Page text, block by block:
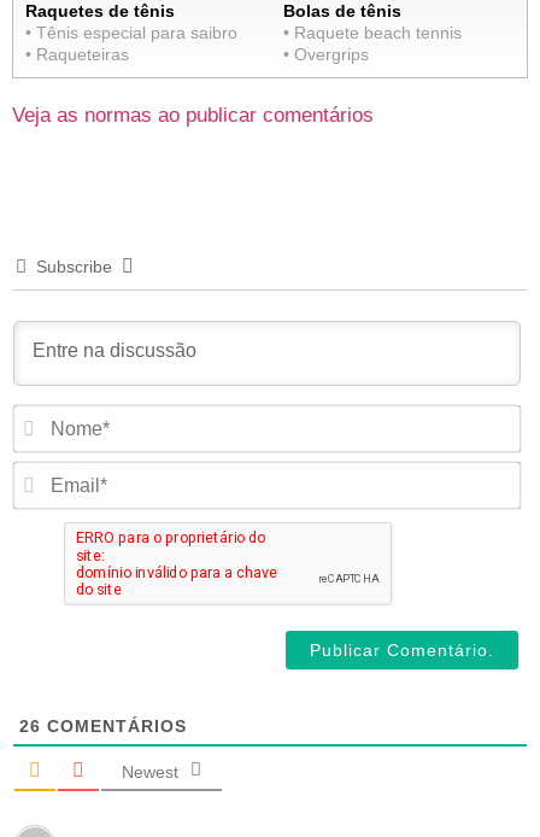
Raquetes de tênis
• Tênis especial para saibro
• Raqueteiras
Bolas de tênis
• Raquete beach tennis
• Overgrips
Veja as normas ao publicar comentários
Subscribe
26 COMENTÁRIOS
Newest